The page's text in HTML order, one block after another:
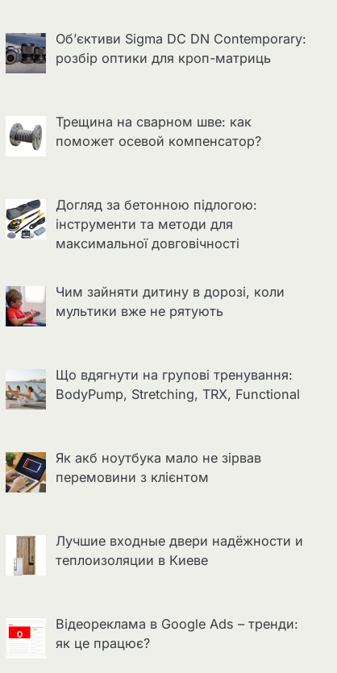
Об’єктиви Sigma DC DN Contemporary:
розбір оптики для кроп-матриць
Трещина на сварном шве: как
поможет осевой компенсатор?
Догляд за бетонною підлогою:
інструменти та методи для
максимальної довговічності
Чим зайняти дитину в дорозі, коли
мультики вже не рятують
Що вдягнути на групові тренування:
BodyPump, Stretching, TRX, Functional
Як акб ноутбука мало не зірвав
перемовини з клієнтом
Лучшие входные двери надёжности и
теплоизоляции в Киеве
Відеореклама в Google Ads – тренди:
як це працює?